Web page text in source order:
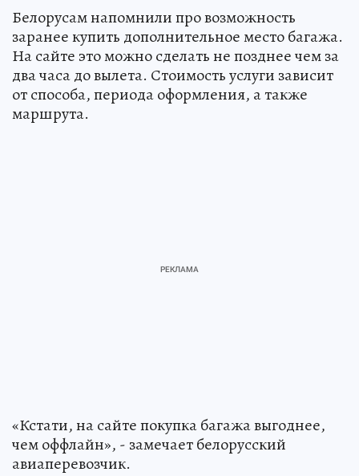
Белорусам напомнили про возможность
заранее купить дополнительное место багажа.
На сайте это можно сделать не позднее чем за
два часа до вылета. Стоимость услуги зависит
от способа, периода оформления, а также
маршрута.
«Кстати, на сайте покупка багажа выгоднее,
чем оффлайн», - замечает белорусский
авиаперевозчик.